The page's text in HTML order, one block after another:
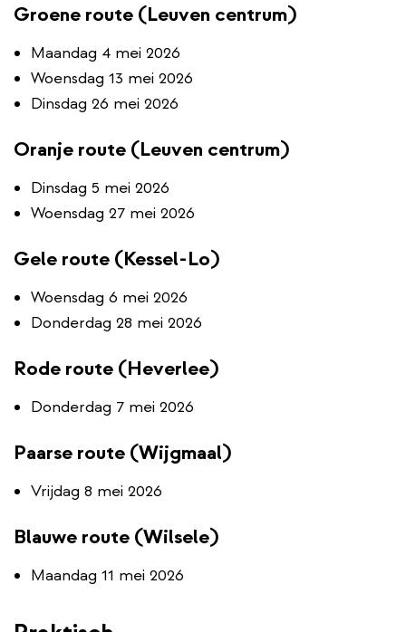
Groene route (Leuven centrum)
Maandag 4 mei 2026
Woensdag 13 mei 2026
Dinsdag 26 mei 2026
Oranje route (Leuven centrum)
Dinsdag 5 mei 2026
Woensdag 27 mei 2026
Gele route (Kessel-Lo)
Woensdag 6 mei 2026
Donderdag 28 mei 2026
Rode route (Heverlee)
Donderdag 7 mei 2026
Paarse route (Wijgmaal)
Vrijdag 8 mei 2026
Blauwe route (Wilsele)
Maandag 11 mei 2026